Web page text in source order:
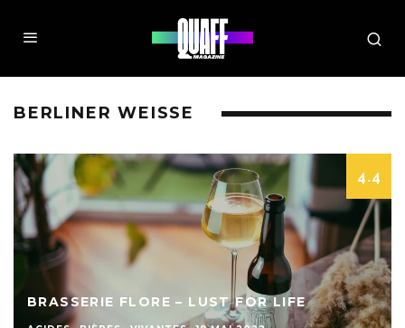
BERLINER WEISSE
4.4
BRASSERIE FLORE – LUST FOR LIFE